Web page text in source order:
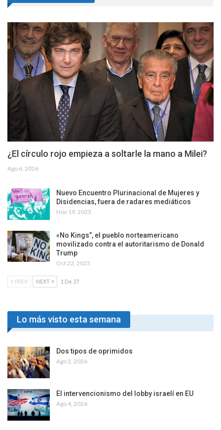
¿El círculo rojo empieza a soltarle la mano a Milei?
Ago 6, 2026
Nuevo Encuentro Plurinacional de Mujeres y
Disidencias, fuera de radares mediáticos
Nov 19, 2025
«No Kings”, el pueblo norteamericano
movilizado contra el autoritarismo de Donald
Trump
Oct 22, 2025
PREV NEXT 1 De 27
Lo más visto esta semana
Dos tipos de oprimidos
Ago 2, 2026
El intervencionismo del lobby israelí en EU
Ago 4, 2026